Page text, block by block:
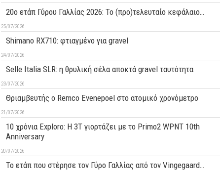
20ο ετάπ Γύρου Γαλλίας 2026: Το (προ)τελευταίο κεφάλαιο…
25/07/2026
Shimano RX710: φτιαγμένο για gravel
24/07/2026
Selle Italia SLR: η θρυλική σέλα αποκτά gravel ταυτότητα
23/07/2026
Θριαμβευτής ο Remco Evenepoel στο ατομικό χρονόμετρο
21/07/2026
10 χρόνια Exploro: Η 3T γιορτάζει με το Primo2 WPNT 10th
Anniversary
20/07/2026
Το ετάπ που στέρησε τον Γύρο Γαλλίας από τον Vingegaard…